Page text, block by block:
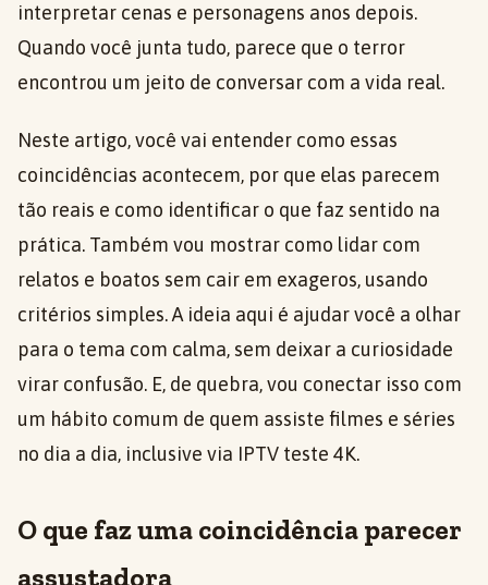
interpretar cenas e personagens anos depois.
Quando você junta tudo, parece que o terror
encontrou um jeito de conversar com a vida real.
Neste artigo, você vai entender como essas
coincidências acontecem, por que elas parecem
tão reais e como identificar o que faz sentido na
prática. Também vou mostrar como lidar com
relatos e boatos sem cair em exageros, usando
critérios simples. A ideia aqui é ajudar você a olhar
para o tema com calma, sem deixar a curiosidade
virar confusão. E, de quebra, vou conectar isso com
um hábito comum de quem assiste filmes e séries
no dia a dia, inclusive via IPTV teste 4K.
O que faz uma coincidência parecer
assustadora